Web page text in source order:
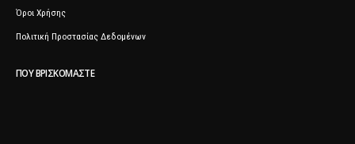
Όροι Χρήσης
Πολιτική Προστασίας Δεδομένων
ΠΟΥ ΒΡΙΣΚΌΜΑΣΤΕ